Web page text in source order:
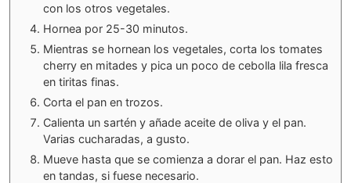
con los otros vegetales.
Hornea por 25-30 minutos.
Mientras se hornean los vegetales, corta los tomates
cherry en mitades y pica un poco de cebolla lila fresca
en tiritas finas.
Corta el pan en trozos.
Calienta un sartén y añade aceite de oliva y el pan.
Varias cucharadas, a gusto.
Mueve hasta que se comienza a dorar el pan. Haz esto
en tandas, si fuese necesario.